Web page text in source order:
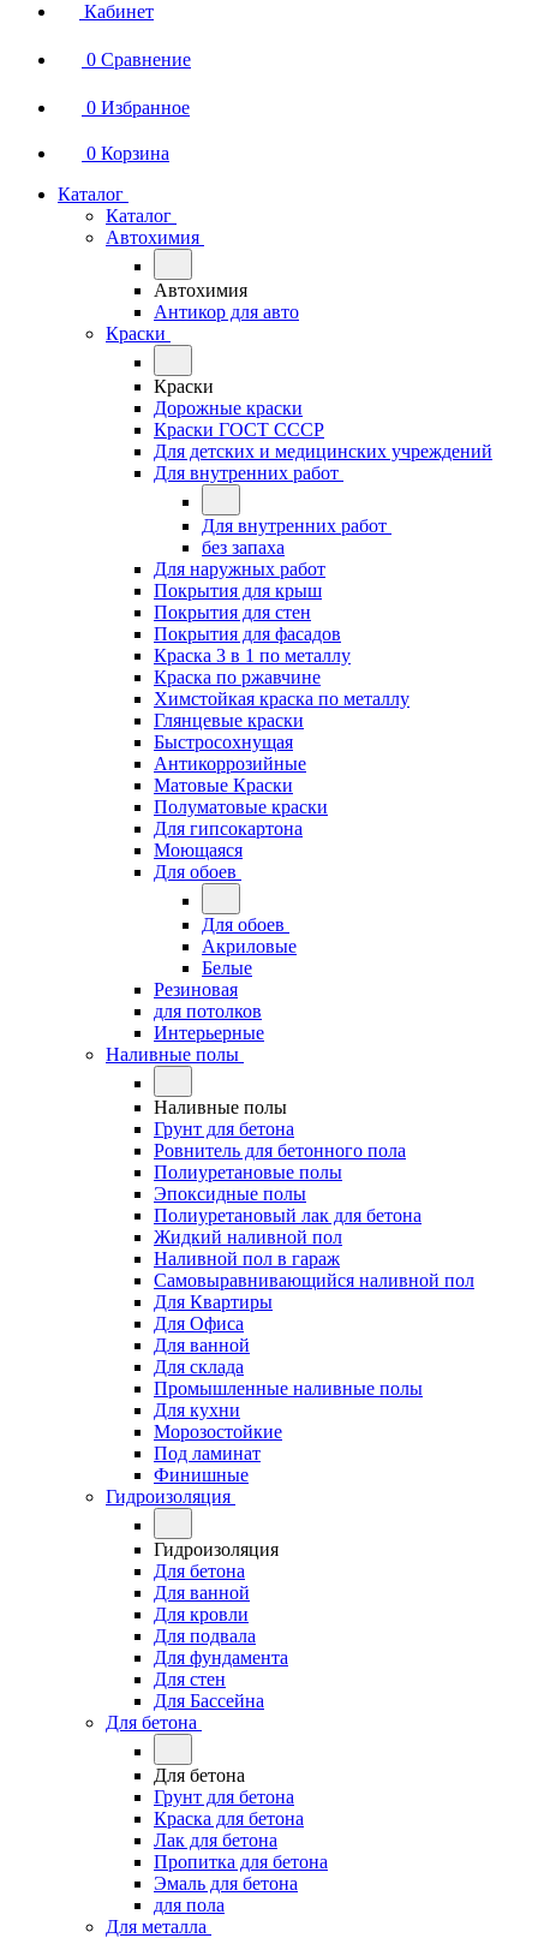
Кабинет
0 Сравнение
0 Избранное
0 Корзина
Каталог
Каталог
Автохимия
Автохимия
Антикор для авто
Краски
Краски
Дорожные краски
Краски ГОСТ СССР
Для детских и медицинских учреждений
Для внутренних работ
Для внутренних работ
без запаха
Для наружных работ
Покрытия для крыш
Покрытия для стен
Покрытия для фасадов
Краска 3 в 1 по металлу
Краска по ржавчине
Химстойкая краска по металлу
Глянцевые краски
Быстросохнущая
Антикоррозийные
Матовые Краски
Полуматовые краски
Для гипсокартона
Моющаяся
Для обоев
Для обоев
Акриловые
Белые
Резиновая
для потолков
Интерьерные
Наливные полы
Наливные полы
Грунт для бетона
Ровнитель для бетонного пола
Полиуретановые полы
Эпоксидные полы
Полиуретановый лак для бетона
Жидкий наливной пол
Наливной пол в гараж
Самовыравнивающийся наливной пол
Для Квартиры
Для Офиса
Для ванной
Для склада
Промышленные наливные полы
Для кухни
Морозостойкие
Под ламинат
Финишные
Гидроизоляция
Гидроизоляция
Для бетона
Для ванной
Для кровли
Для подвала
Для фундамента
Для стен
Для Бассейна
Для бетона
Для бетона
Грунт для бетона
Краска для бетона
Лак для бетона
Пропитка для бетона
Эмаль для бетона
для пола
Для металла